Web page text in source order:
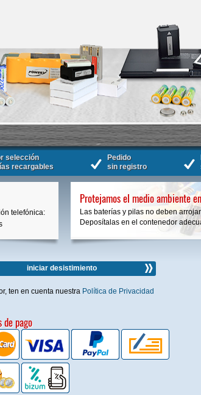
selección
recargables
Pedido
sin registro
telefónica:
Protejamos el medio ambiente
Las baterías y pilas no deben
Deposítalas en el contenedor
iniciar desistimiento
ten en cuenta nuestra Política de Privacidad
de pago